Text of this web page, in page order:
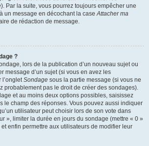
). Par la suite, vous pourrez toujours empêcher une
un message en décochant la caseAttacher ma
de rédaction de message.
?
lors de la publication d’un nouveau sujet ou
message d’un sujet (si vous en avez les
l’ongletSondage sous la partie message (si vous ne
probablement pas le droit de créer des sondages).
et au moins deux options possibles, saisissez
le champ des réponses. Vous pouvez aussi indiquer
utilisateur peut choisir lors de son vote dans
», limiter la durée en jours du sondage (mettre « 0 »
enfin permettre aux utilisateurs de modifier leur